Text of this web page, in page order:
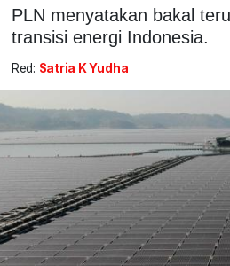
PLN menyatakan bakal
transisi energi Indonesia.
Red: Satria K Yudha